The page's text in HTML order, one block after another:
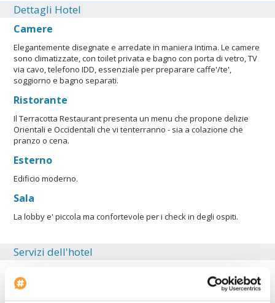
Dettagli Hotel
Camere
Elegantemente disegnate e arredate in maniera intima. Le camere
sono climatizzate, con toilet privata e bagno con porta di vetro, TV
via cavo, telefono IDD, essenziale per preparare caffe'/te',
soggiorno e bagno separati.
Ristorante
Il Terracotta Restaurant presenta un menu che propone delizie
Orientali e Occidentali che vi tenterranno - sia a colazione che
pranzo o cena.
Esterno
Edificio moderno.
Sala
La lobby e' piccola ma confortevole per i check in degli ospiti.
Servizi dell'hotel